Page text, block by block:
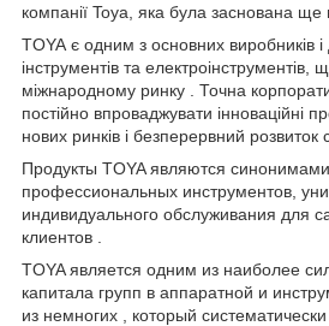
компанії Toya, яка була заснована ще
TOYA є одним з основних виробників
інструментів та
міжнародному ринку . Точна
постійно впроваджувати інноваційні
нових ринків і безперервний розвиток
Продукты TOYA являются
профессиональных инструментов,
индивидуального обслуживания для
клиентов .
TOYA является одним из наиболее
капитала групп в аппаратной и
из немногих , который